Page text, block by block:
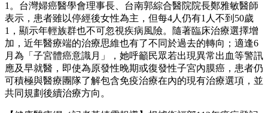
1。台灣婦癌醫學會理事長、台南郭綜合醫院院長鄭雅敏醫師
表示，患者雖以停經後女性為主，但每4人仍有1人不到50歲
1，顯示年輕族群也不可忽視疾病風險。隨著臨床治療選擇增
加，近年醫療端的治療思維也有了不同於過去的轉向；適逢6
月為「子宮體癌意識月」，她呼籲民眾若出現異常出血等警訊
應及早就醫，即使為原發性晚期或復發性子宮內膜癌，患者仍
可積極與醫療團隊了解包含免疫治療在內的現有治療選項，並
共同規劃後續治療方向。